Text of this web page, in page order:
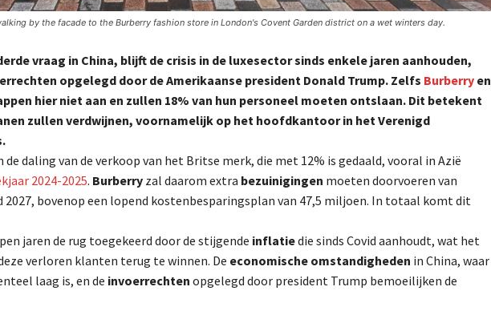
by the facade to the Burberry fashion store in London's Covent Garden district on a wet winters day.
vraag in China, blijft de crisis in de luxesector sinds enkele jaren aanhouden,
opgelegd door de Amerikaanse president Donald Trump. Zelfs Burberry en
hier niet aan en zullen 18% van hun personeel moeten ontslaan. Dit betekent
zullen verdwijnen, voornamelijk op het hoofdkantoor in het Verenigd
de daling van de verkoop van het Britse merk, die met 12% is gedaald, vooral in Azië
2024-2025. Burberry zal daarom extra bezuinigingen moeten doorvoeren van
2027, bovenop een lopend kostenbesparingsplan van 47,5 miljoen. In totaal komt dit
jaren de rug toegekeerd door de stijgende inflatiedie sinds Covid aanhoudt, wat het
verloren klanten terug te winnen. De economische omstandigheden in China, waar
laag is, en de invoerrechten opgelegd door president Trump bemoeilijken de